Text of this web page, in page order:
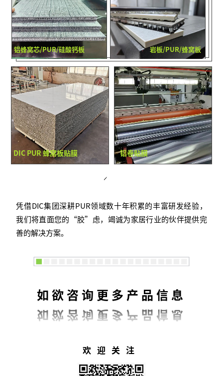
铝蜂窝芯/PUR/硅酸钙板 岩板/PUR/蜂窝板
DIC PUR 蜂窝板贴膜 铝卷贴膜
凭借DIC集团深耕PUR领域数十年积累的丰富研发经验，
我们将直面您的“胶”虑，竭诚为家居行业的伙伴提供完
善的解决方案。
如欲咨询更多产品信息
欢迎关注